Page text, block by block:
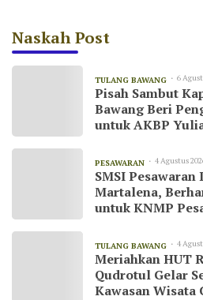
Naskah Post
TULANG BAWANG 6
Pisah Sambut
Bawang Beri
untuk AKBP
PESAWARAN 4 Agustus
SMSI
Martalena,
untuk KNMP
TULANG BAWANG 4
Meriahkan HUT
Qudrotul Gelar
Kawasan Wisata